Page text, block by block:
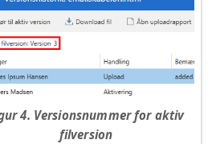
4. Versionsnummer for aktiv
filversion